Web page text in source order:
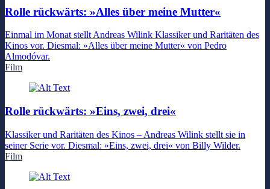
Rolle rückwärts: »Alles über meine Mutter«
Einmal im Monat stellt Andreas Wilink Klassiker und Raritäten des
Kinos vor. Diesmal: »Alles über meine Mutter« von Pedro
Almodóvar.
Film
Rolle rückwärts: »Eins, zwei, drei«
Klassiker und Raritäten des Kinos – Andreas Wilink stellt sie in
seiner Serie vor. Diesmal: »Eins, zwei, drei« von Billy Wilder.
Film